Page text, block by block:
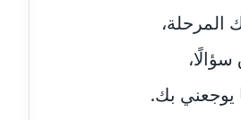
كمال
المرحلة،
يوجعني بك.